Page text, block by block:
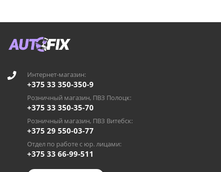
Интернет-магазин:
+375 33 350-350-9
Розничный магазин, ПВЗ Полоцк:
+375 33 350-35-70
Розничный магазин, ПВЗ Витебск:
+375 29 550-03-77
Отдел по работе с юр. лицами:
+375 33 66-99-511